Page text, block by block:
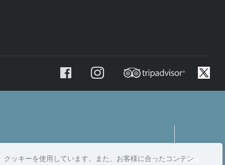
ページトップへ戻る
ッキーを使用しています。また、お客様に合ったコンテン